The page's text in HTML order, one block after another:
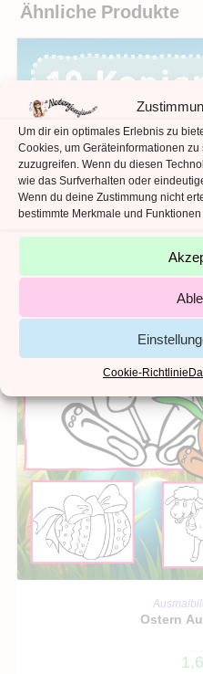
Um dir ein optimales Erlebnis zu
Cookies, um Geräteinformationen
zuzugreifen. Wenn du diesen
wie das Surfverhalten oder
Wenn du deine Zustimmung nicht
bestimmte Merkmale und
Cookie-Richtlinie
Ähnliche Produkte
IN DEN
Ostern